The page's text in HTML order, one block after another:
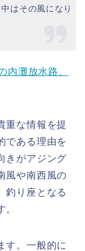
はその風になり
内灘放水路、
重な情報を提
である理由を
きがアジング
風や南西風の
釣り座となる
す。一般的に